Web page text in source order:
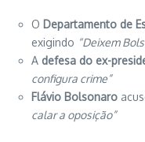
O Departamento de
exigindo “Deixem
A defesa do ex-
configura crime”
Flávio Bolsonaro
calar a oposição”